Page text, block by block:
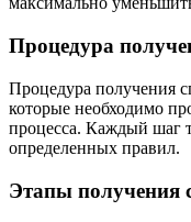
Процедура
Процедура получения
которые необходимо
процесса. Каждый шаг
определенных правил.
Этапы получения